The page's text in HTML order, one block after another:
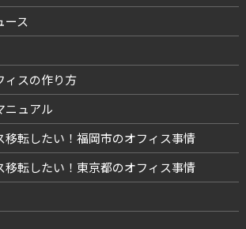
ース
ィスの作り方
ニュアル
移転したい！福岡市のオフィス事情
移転したい！東京都のオフィス事情